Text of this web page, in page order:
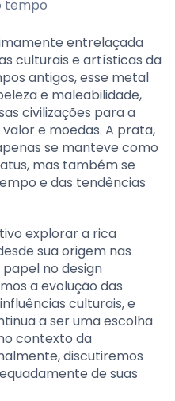
entrelaçada
culturais e artísticas da
antigos, esse metal
e maleabilidade,
civilizações para a
e moedas. A prata,
se manteve como
mas também se
e das tendências
explorar a rica
sua origem nas
no design
a evolução das
culturais, e
a ser uma escolha
contexto da
discutiremos
de suas